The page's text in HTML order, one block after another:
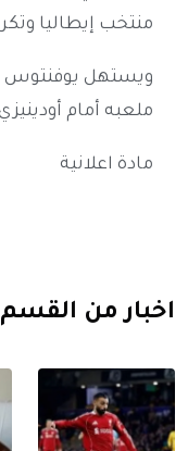
منتخب إيطاليا
ويستهل يوفنتوس
ملعبه أمام أودينيزي في 22
مادة اعلانية
اخبار من القسم